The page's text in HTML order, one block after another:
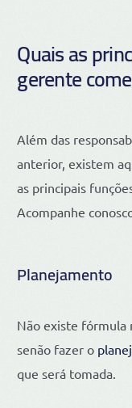
Quais as
gerente
Além das
anterior, existem
as principais
Acompanhe
Planejamento
Não existe fórmula
senão fazer o
que será tomada.